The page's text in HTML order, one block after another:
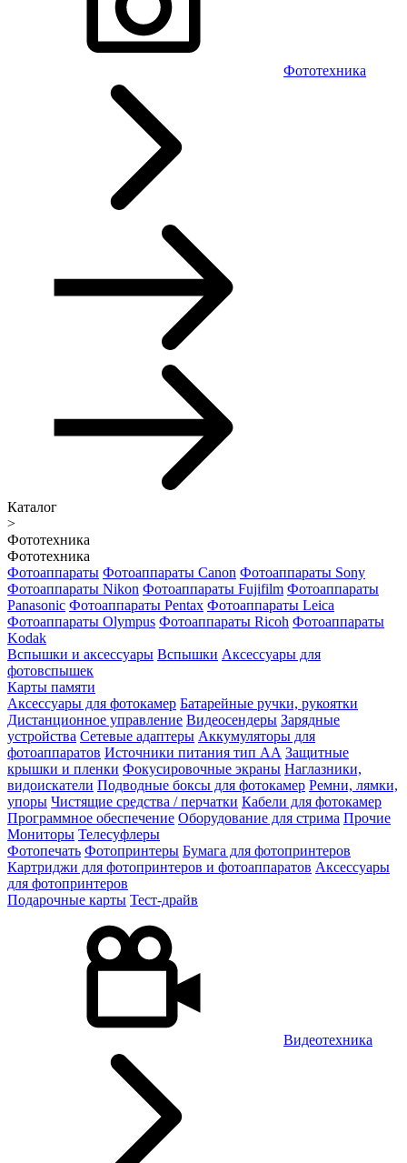
Фототехника
Каталог
>
Фототехника
Фототехника
Фотоаппараты Фотоаппараты Canon Фотоаппараты Sony
Фотоаппараты Nikon Фотоаппараты Fujifilm Фотоаппараты
Panasonic Фотоаппараты Pentax Фотоаппараты Leica
Фотоаппараты Olympus Фотоаппараты Ricoh Фотоаппараты
Kodak
Вспышки и аксессуары Вспышки Аксессуары для
фотовспышек
Карты памяти
Аксессуары для фотокамер Батарейные ручки, рукоятки
Дистанционное управление Видеосендеры Зарядные
устройства Сетевые адаптеры Аккумуляторы для
фотоаппаратов Источники питания тип АА Защитные
крышки и пленки Фокусировочные экраны Наглазники,
видоискатели Подводные боксы для фотокамер Ремни, лямки,
упоры Чистящие средства / перчатки Кабели для фотокамер
Программное обеспечение Оборудование для стрима Прочие
Мониторы Телесуфлеры
Фотопечать Фотопринтеры Бумага для фотопринтеров
Картриджи для фотопринтеров и фотоаппаратов Аксессуары
для фотопринтеров
Подарочные карты Тест-драйв
Видеотехника